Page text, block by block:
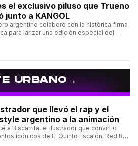
el exclusivo piluso que Trueno
junto a KANGOL
argentino colaboró con la histórica firma
para lanzar una edición especial del
URBANO→
que llevó el rap y el
argentino a la animación
a Biscarrita, el ilustrador que convirtió
icónicos de El Quinto Escalón, Red Bull